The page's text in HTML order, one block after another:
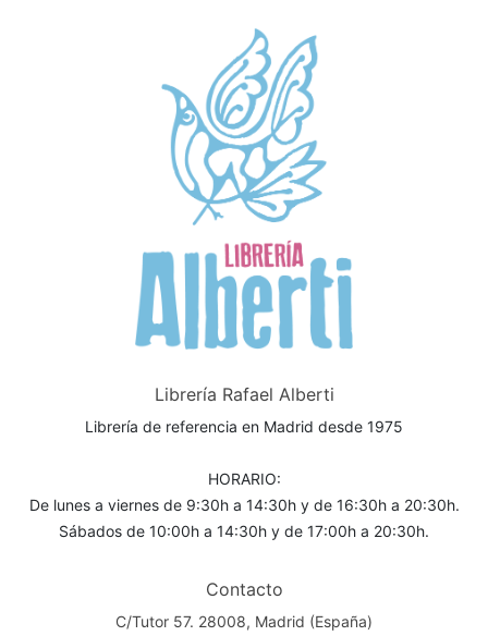
Librería Rafael Alberti
Librería de referencia en Madrid desde 1975
HORARIO:
De lunes a viernes de 9:30h a 14:30h y de 16:30h a 20:30h.
Sábados de 10:00h a 14:30h y de 17:00h a 20:30h.
Contacto
C/Tutor 57. 28008, Madrid (España)